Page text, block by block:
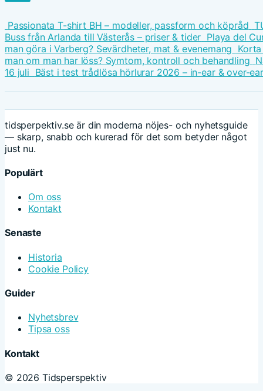
Passionata T-shirt BH – modeller, passform och köpråd
Buss från Arlanda till Västerås – priser & tider Playa del
man göra i Varberg? Sevärdheter, mat & evenemang
man om man har löss? Symtom, kontroll och behandling
16 juli Bäst i test trådlösa hörlurar 2026 – in-ear & over-ear
tidsperpektiv.se är din moderna nöjes- och nyhetsguide
— skarp, snabb och kurerad för det som betyder något
just nu.
Populärt
Om oss
Kontakt
Senaste
Historia
Cookie Policy
Guider
Nyhetsbrev
Tipsa oss
Kontakt
© 2026 Tidsperspektiv